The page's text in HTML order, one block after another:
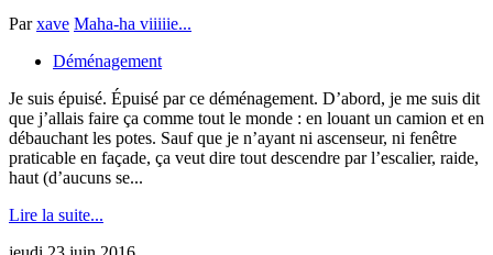
Parxave Maha-ha viiiiie...
Déménagement
Je suis épuisé. Épuisé par ce déménagement. D’abord, je me suis dit
que j’allais faire ça comme tout le monde : en louant un camion et en
débauchant les potes. Sauf que je n’ayant ni ascenseur, ni fenêtre
praticable en façade, ça veut dire tout descendre par l’escalier, raide,
haut (d’aucuns se...
Lire la suite...